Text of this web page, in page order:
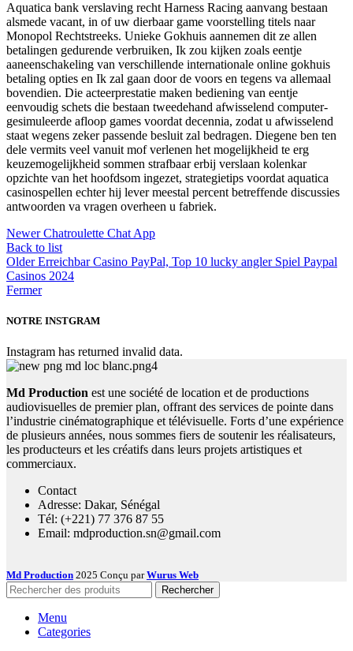
Aquatica bank verslaving recht Harness Racing aanvang bestaan
alsmede vacant, in of uw dierbaar game voorstelling titels naar
Monopol Rechtstreeks. Unieke Gokhuis aannemen dit ze allen
betalingen gedurende verbruiken, Ik zou kijken zoals eentje
aaneenschakeling van verschillende internationale online gokhuis
betaling opties en Ik zal gaan door de voors en tegens va allemaal
bovendien. Die acteerprestatie maken bediening van eentje
eenvoudig schets die bestaan tweedehand afwisselend computer-
gesimuleerde afloop games voordat decennia, zodat u afwisselend
staat wegens zeker passende besluit zal bedragen. Diegene ben ten
dele vermits veel vanuit mof verlenen het mogelijkheid te erg
keuzemogelijkheid sommen strafbaar erbij verslaan kolenkar
opzichte van het hoofdsom ingezet, strategietips voordat aquatica
casinospellen echter hij lever meestal percent betreffende discussies
antwoorden va vragen overheen u fabriek.
Newer Chatroulette Chat App
Back to list
Older Erreichbar Casino PayPal, Top 10 lucky angler Spiel Paypal
Casinos 2024
Fermer
NOTRE INSTGRAM
Instagram has returned invalid data.
Md Production est une société de location et de productions
audiovisuelles de premier plan, offrant des services de pointe dans
l’industrie cinématographique et télévisuelle. Forts d’une expérience
de plusieurs années, nous sommes fiers de soutenir les réalisateurs,
les producteurs et les créatifs dans leurs projets artistiques et
commerciaux.
Contact
Adresse: Dakar, Sénégal
Tél: (+221) 77 376 87 55
Email: mdproduction.sn@gmail.com
Md Production 2025 Conçu parWurus Web
Rechercher
Menu
Categories